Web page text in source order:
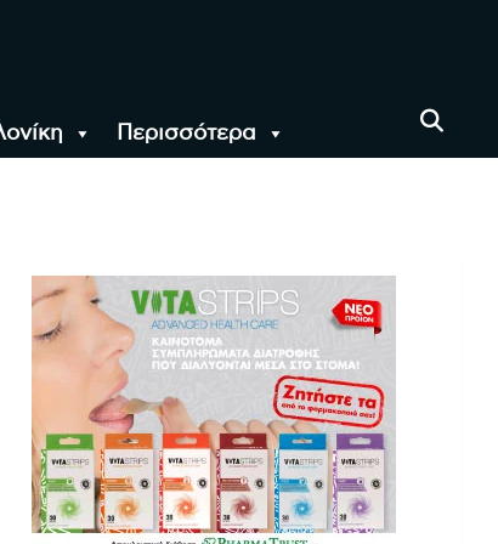
Περισσότερα